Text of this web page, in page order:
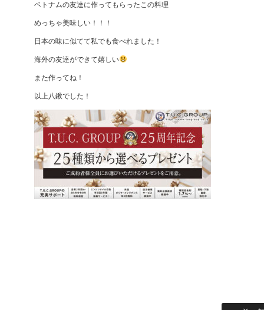
ベトナムの友達に作ってもらったこの料理
めっちゃ美味しい！！！
日本の味に似てて私でも食べれました！
海外の友達ができて嬉しい
また作ってね！
以上八鍬でした！